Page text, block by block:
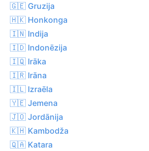
🇬🇪 Gruzija
🇭🇰 Honkonga
🇮🇳 Indija
🇮🇩 Indonēzija
🇮🇶 Irāka
🇮🇷 Irāna
🇮🇱 Izraēla
🇾🇪 Jemena
🇯🇴 Jordānija
🇰🇭 Kambodža
🇶🇦 Katara